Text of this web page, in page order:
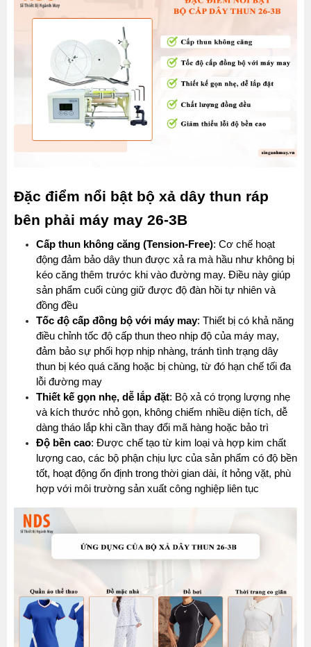
Đặc điểm nổi bật bộ xả dây thun ráp
bên phải máy may 26-3B
Cấp thun không căng (Tension-Free): Cơ chế hoạt
động đảm bảo dây thun được xả ra mà hầu như không bị
kéo căng thêm trước khi vào đường may. Điều này giúp
sản phẩm cuối cùng giữ được độ đàn hồi tự nhiên và
đồng đều
Tốc độ cấp đồng bộ với máy may: Thiết bị có khả năng
điều chỉnh tốc độ cấp thun theo nhịp độ của máy may,
đảm bảo sự phối hợp nhịp nhàng, tránh tình trạng dây
thun bị kéo quá căng hoặc bị chùng, từ đó hạn chế tối đa
lỗi đường may
Thiết kế gọn nhẹ, dễ lắp đặt: Bộ xả có trọng lượng nhẹ
và kích thước nhỏ gọn, không chiếm nhiều diện tích, dễ
dàng tháo lắp khi cần thay đổi mã hàng hoặc bảo trì
Độ bền cao: Được chế tạo từ kim loại và hợp kim chất
lượng cao, các bộ phận chịu lực của sản phẩm có độ bền
tốt, hoạt động ổn định trong thời gian dài, ít hỏng vặt, phù
hợp với môi trường sản xuất công nghiệp liên tục